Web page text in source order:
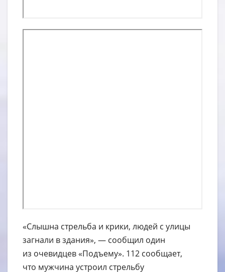
«Слышна стрельба и крики, людей с улицы
загнали в здания», — сообщил один
из очевидцев «Подъему». 112 сообщает,
что мужчина устроил стрельбу